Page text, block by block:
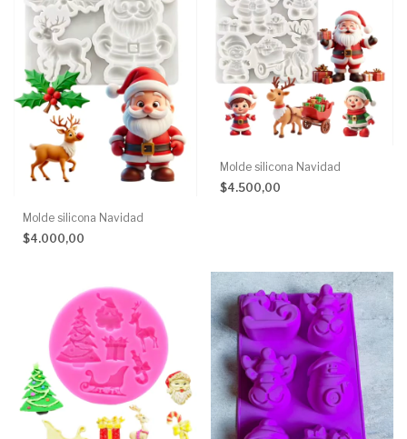
Molde silicona Navidad
$4.000,00
Molde silicona Navidad
$4.500,00